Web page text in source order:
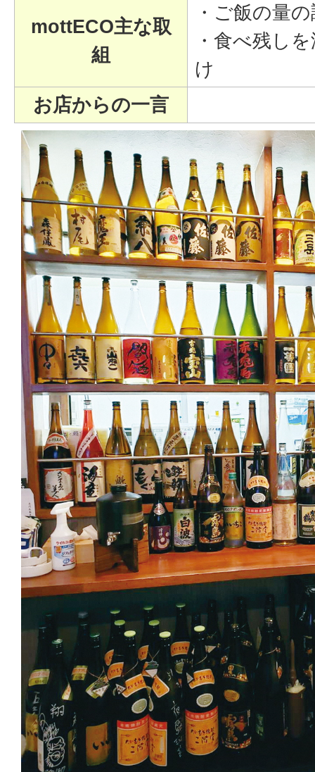
mottECO主な取
組
・ご飯の量
・食べ残し
け
お店からの一言